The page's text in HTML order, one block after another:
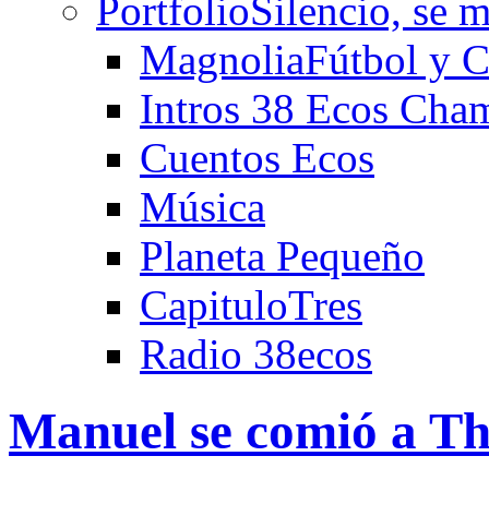
PortfolioSilencio, se
MagnoliaFútbol y
Intros 38 Ecos
Cuentos Ecos
Música
Planeta Pequeño
CapituloTres
Radio 38ecos
Manuel se comió a